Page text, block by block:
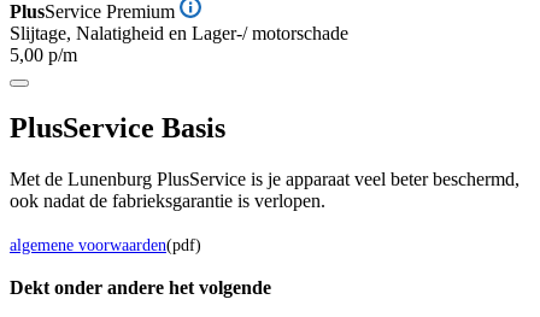
PlusService Premium
Slijtage, Nalatigheid en Lager-/ motorschade
5,00 p/m
PlusService Basis
Met de Lunenburg PlusService is je apparaat veel beter beschermd,
ook nadat de fabrieksgarantie is verlopen.
algemene voorwaarden(pdf)
Dekt onder andere het volgende